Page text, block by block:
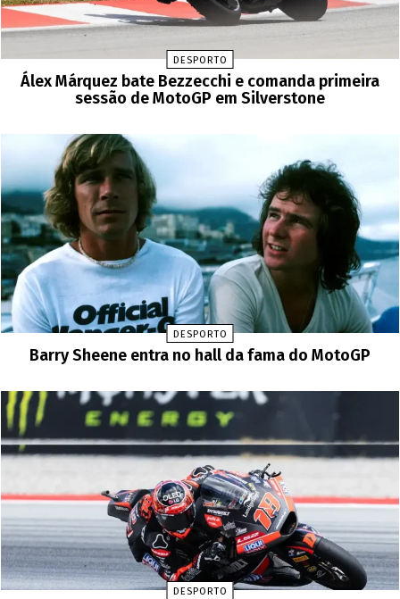
DESPORTO
Álex Márquez bate Bezzecchi e comanda primeira
sessão de MotoGP em Silverstone
DESPORTO
Barry Sheene entra no hall da fama do MotoGP
DESPORTO